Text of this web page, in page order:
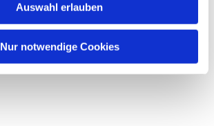
Auswahl erlauben
Nur notwendige Cookies